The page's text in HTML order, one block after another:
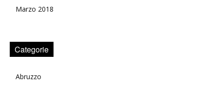
Marzo 2018
Categorie
Abruzzo